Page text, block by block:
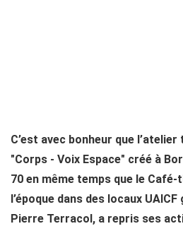
C’est avec bonheur que
"Corps - Voix Espace" créé à
70 en même temps que le
l’époque dans des locaux
Pierre Terracol, a repris ses